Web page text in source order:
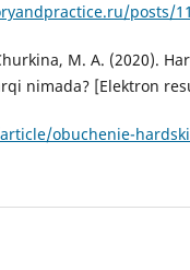
posts/
M. A. (2020).
nimada? [Elektron
obuchenie-